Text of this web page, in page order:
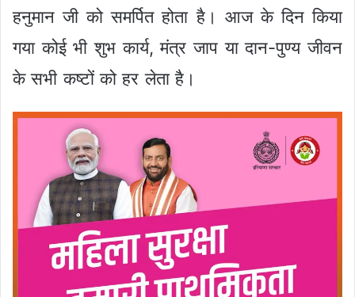
हनुमान जी को समर्पित होता है। आज के दिन किया
गया कोई भी शुभ कार्य, मंत्र जाप या दान-पुण्य जीवन
के सभी कष्टों को हर लेता है।